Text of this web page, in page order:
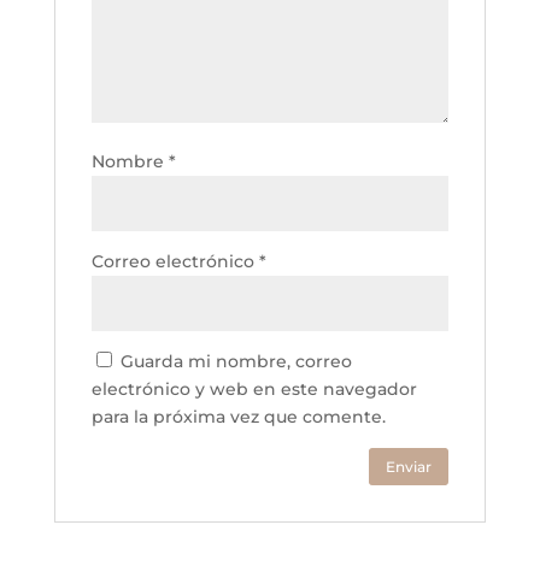
Nombre *
Correo electrónico *
Guarda mi nombre, correo
electrónico y web en este navegador
para la próxima vez que comente.